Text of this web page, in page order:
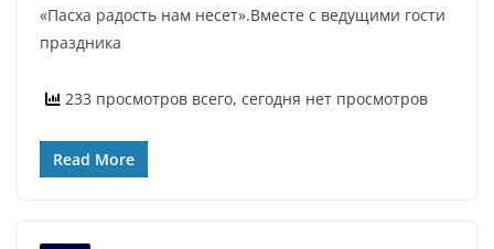
«Пасха радость нам несет».Вместе с ведущими гости
праздника
233 просмотров всего, сегодня нет просмотров
Read More